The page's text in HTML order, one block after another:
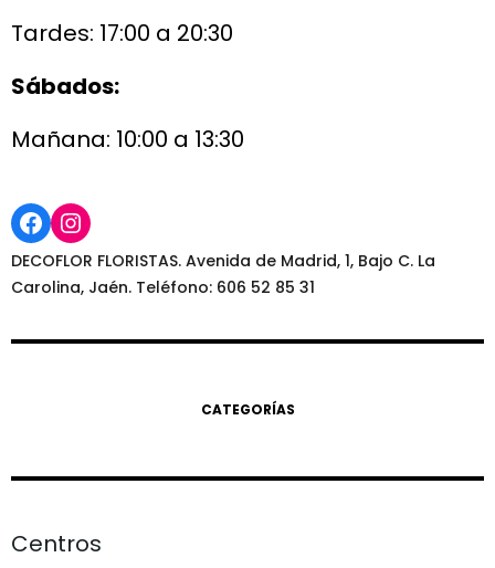
Tardes: 17:00 a 20:30
Sábados:
Mañana: 10:00 a 13:30
Facebook
Instagram
DECOFLOR FLORISTAS. Avenida de Madrid, 1, Bajo C. La
Carolina, Jaén. Teléfono: 606 52 85 31
CATEGORÍAS
Centros